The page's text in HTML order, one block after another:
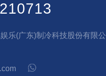
乐(广东)制冷科技股份有限公